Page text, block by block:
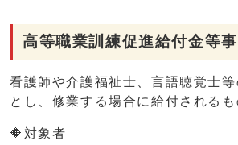
高等職業訓練促進給付金等
看護師や介護福祉士、言語聴覚士
とし、修業する場合に給付されるも
🔶対象者